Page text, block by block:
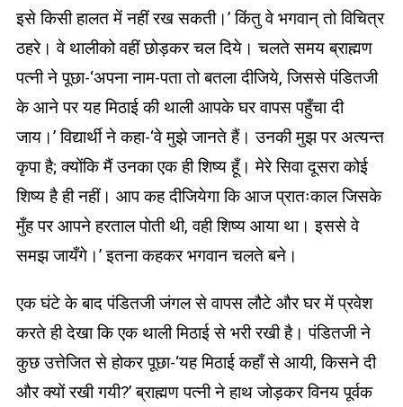
इसे किसी हालत में नहीं रख सकती।’ किंतु वे भगवान् तो विचित्र
ठहरे। वे थालीको वहीं छोड़कर चल दिये। चलते समय ब्राह्मण
पत्नी ने पूछा-‘अपना नाम-पता तो बतला दीजिये, जिससे पंडितजी
के आने पर यह मिठाई की थाली आपके घर वापस पहुँचा दी
जाय।’ विद्यार्थी ने कहा-‘वे मुझे जानते हैं। उनकी मुझ पर अत्यन्त
कृपा है; क्योंकि मैं उनका एक ही शिष्य हूँ। मेरे सिवा दूसरा कोई
शिष्य है ही नहीं। आप कह दीजियेगा कि आज प्रातःकाल जिसके
मुँह पर आपने हरताल पोती थी, वही शिष्य आया था। इससे वे
समझ जायँगे।’ इतना कहकर भगवान चलते बने।
एक घंटे के बाद पंडितजी जंगल से वापस लौटे और घर में प्रवेश
करते ही देखा कि एक थाली मिठाई से भरी रखी है। पंडितजी ने
कुछ उत्तेजित से होकर पूछा-‘यह मिठाई कहाँ से आयी, किसने दी
और क्यों रखी गयी?’ ब्राह्मण पत्नी ने हाथ जोड़कर विनय पूर्वक